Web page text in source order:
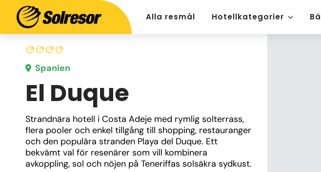
Alla resmål Hotellkategorier
Spanien
El Duque
Strandnära hotell i Costa Adeje med rymlig solterrass,
flera pooler och enkel tillgång till shopping, restauranger
och den populära stranden Playa del Duque. Ett
bekvämt val för resenärer som vill kombinera
avkoppling, sol och nöjen på Teneriffas solsäkra sydkust.